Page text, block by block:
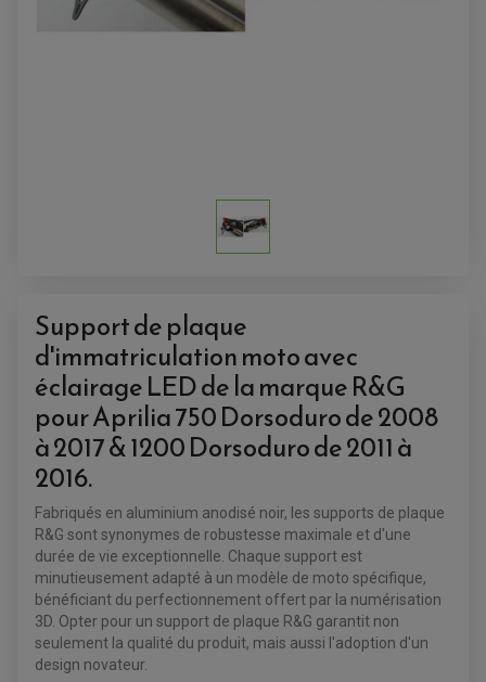
BAGAGERIE
BAGAGERIE SOUPLE
ACCESSOIRE GPS, SMARTPHONE
SELLE CONFORT
SUPPORT TOP CASE
SUPPORT VALISE LATERAL
TOP CASE ET VALISES
ÉCHAPPEMENT MOTO
ÉCHAPEMENT SCOOTER
ACCESSOIRES QUAD
KIT DÉCO QUAD / SSV
KIT POIGNÉE DE GAZ QUAD
POIGNÉE QUAD
PROTÈGE-MAINS
PONTETS / REHAUSSES DE GUIDON
REPOSE PIED QUAD
BAGAGERIE / TREUIL / ATTELAGE
TREUIL ET ATTELAGE QUAD-SSV
ÉCHAPPEMENT QUAD
ÉCHAPPEMENT QUAD
ENTRETIEN QUAD / SSV
BATTERIE
BOUGIE QUAD
FILTRE A AIR BMC QUAD
FILTRE A AIR QUAD
ÉQUIPEMENT ÉLECTRIQUE
ACCESSOIRES ÉLECTRIQUE ENDURO
COMPTEUR D'HEURE
DÉMARREUR
CONDENSATEUR
BOBINE D'ALLUMAGE
COUPE-CONTACT
TRANSMISSION
KIT CHAÎNE
GUIDE CHAÎNE
Support de plaque
d'immatriculation moto avec
éclairage LED de la marque R&G
pour Aprilia 750 Dorsoduro de 2008
à 2017 & 1200 Dorsoduro de 2011 à
2016.
Fabriqués en aluminium anodisé noir, les supports de plaque
R&G sont synonymes de robustesse maximale et d'une
durée de vie exceptionnelle. Chaque support est
minutieusement adapté à un modèle de moto spécifique,
bénéficiant du perfectionnement offert par la numérisation
3D. Opter pour un support de plaque R&G garantit non
seulement la qualité du produit, mais aussi l'adoption d'un
design novateur.